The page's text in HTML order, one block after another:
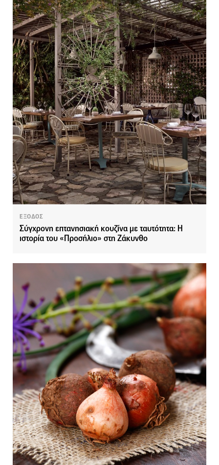
ΕΞΟΔΟΣ
Σύγχρονη επτανησιακή κουζίνα με ταυτότητα: Η
ιστορία του «Προσήλιο» στη Ζάκυνθο